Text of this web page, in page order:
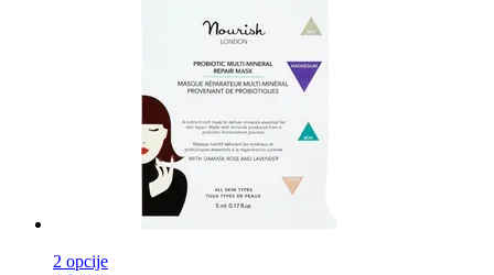
2 opcije